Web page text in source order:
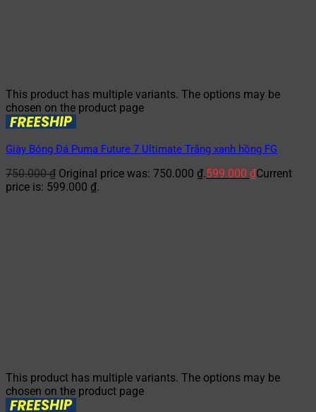
This product has multiple variants. The options may be
chosen on the product page
Giày Bóng Đá Puma Future 7 Ultimate Trắng xanh hồng FG
750.000₫ Original price was: 750.000 ₫.599.000 ₫Current
price is: 599.000 ₫.
This product has multiple variants. The options may be
chosen on the product page